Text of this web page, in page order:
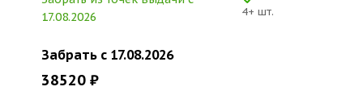
17.08.2026
4+ шт.
Забрать c 17.08.2026
38520 ₽